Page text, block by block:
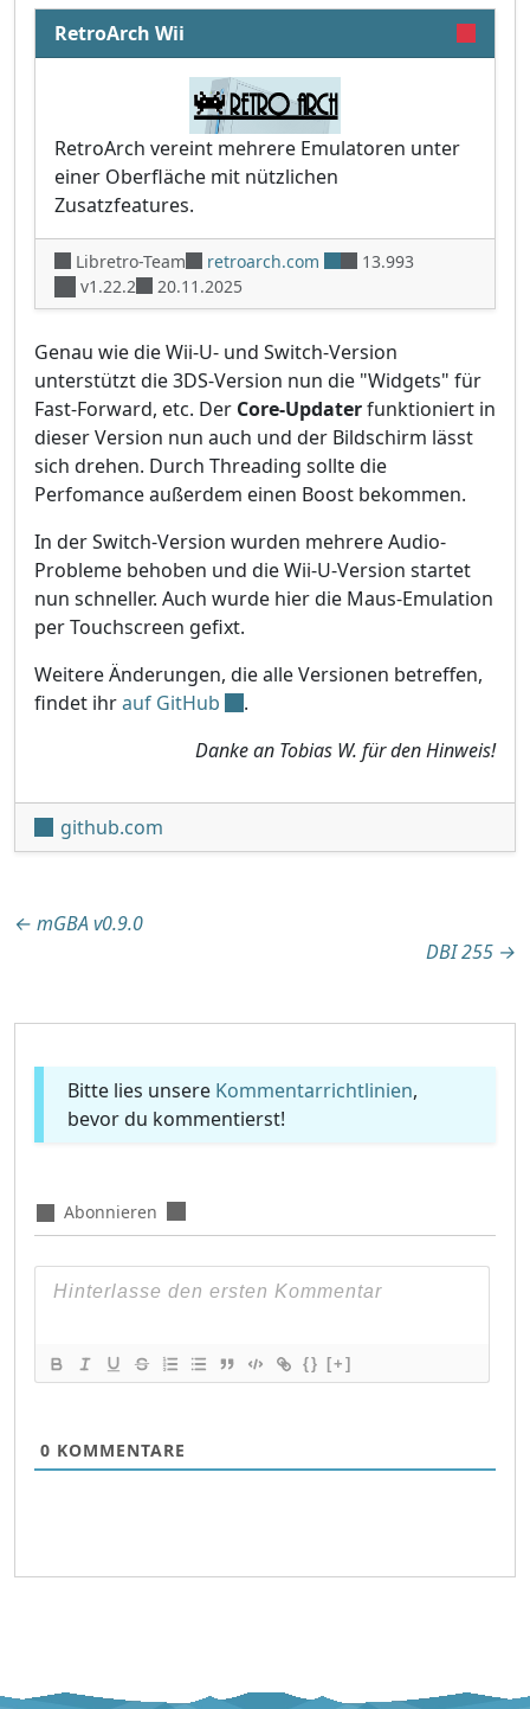
RetroArch Wii
RetroArch vereint mehrere Emulatoren unter
einer Oberfläche mit nützlichen
Zusatzfeatures.
Libretro-Team retroarch.com
13.993
v1.22.2
20.11.2025
Genau wie die Wii-U- und Switch-Version
unterstützt die 3DS-Version nun die "Widgets" für
Fast-Forward, etc. Der Core-Updaterfunktioniert in
dieser Version nun auch und der Bildschirm lässt
sich drehen. Durch Threading sollte die
Perfomance außerdem einen Boost bekommen.
In der Switch-Version wurden mehrere Audio-
Probleme behoben und die Wii-U-Version startet
nun schneller. Auch wurde hier die Maus-Emulation
per Touchscreen gefixt.
Weitere Änderungen, die alle Versionen betreffen,
findet ihrauf GitHub
.
Danke an Tobias W. für den Hinweis!
github.com
Beitragsnavigation
← mGBA v0.9.0
DBI 255 →
Bitte lies unsere Kommentarrichtlinien,
bevor du kommentierst!
Abonnieren
{} [+]
0 KOMMENTARE